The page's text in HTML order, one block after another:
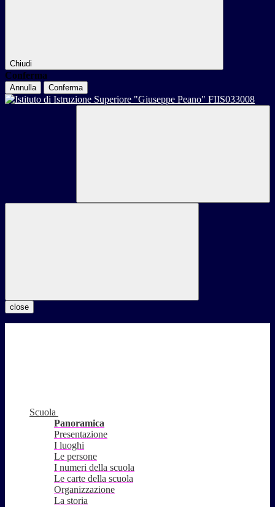
Chiudi
Conferma
Annulla Conferma
close
Scuola
Panoramica
Presentazione
I luoghi
Le persone
I numeri della scuola
Le carte della scuola
Organizzazione
La storia